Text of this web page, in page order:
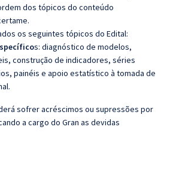
dos tópicos do conteúdo
os seguintes tópicos do Edital:
s: diagnóstico de modelos,
construção de indicadores, séries
painéis e apoio estatístico à tomada de
sofrer acréscimos ou supressões por
a cargo do Gran as devidas